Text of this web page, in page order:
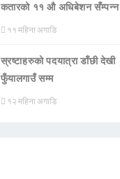
कतारको ११ औ अधिबेशन सँम्पन्न
११ महिना अगाडि
स्रष्टाहरुको पदयात्रा डाँछी देखी
फुँयालगाउँ सम्म
१२ महिना अगाडि